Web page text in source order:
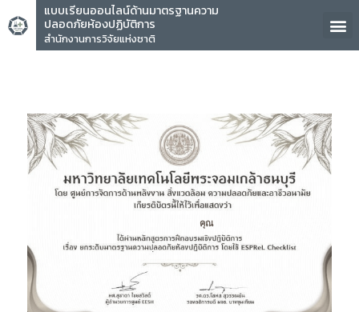
แบบเรียนออนไลน์ด้านมาตรฐานความ
ปลอดภัยห้องปฏิบัติการ
สำนักงานการวิจัยแห่งชาติ
คุณ